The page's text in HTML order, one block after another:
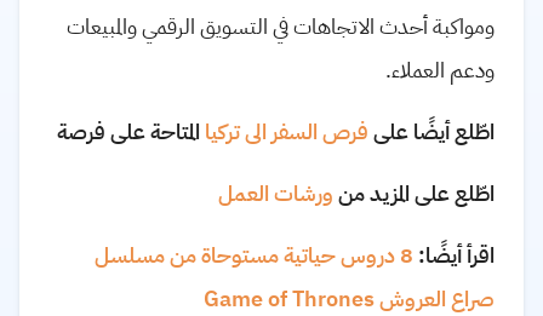
ومواكبة أحدث الاتجاهات في التسويق الرقمي والمبيعات
ودعم العملاء.
اطّلع أيضًا علىفرص السفر الى تركيا المتاحة على فرصة
اطّلع على المزيد منورشات العمل
اقرأ أيضًا:
8 دروس حياتية مستوحاة من مسلسل
صراع العروش Game of Thrones